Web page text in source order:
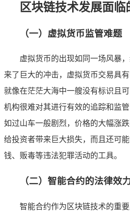
区块链技术发展面临
（一）虚拟货币监管难题
虚拟货币的出现如同一场风暴
来了巨大的冲击，虚拟货币交易具
就像在茫茫大海中一艘没有标识且
机构很难对其进行有效的追踪和监
如过山车一般剧烈，价格的大幅涨
给投资者带来巨大损失，而且还可
钱、贩毒等违法犯罪活动的工具。
（二）智能合约的法律效
智能合约作为区块链技术的重